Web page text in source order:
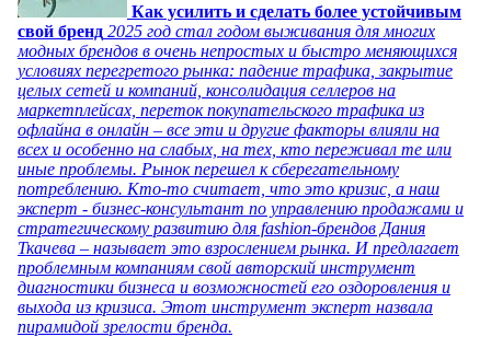
Как усилить и сделать более устойчивым
свой бренд 2025 год стал годом выживания для многих
модных брендов в очень непростых и быстро меняющихся
условиях перегретого рынка: падение трафика, закрытие
целых сетей и компаний, консолидация селлеров на
маркетплейсах, переток покупательского трафика из
офлайна в онлайн – все эти и другие факторы влияли на
всех и особенно на слабых, на тех, кто переживал те или
иные проблемы. Рынок перешел к сберегательному
потреблению. Кто-то считает, что это кризис, а наш
эксперт - бизнес-консультант по управлению продажами и
стратегическому развитию для fashion-брендов Дания
Ткачева – называет это взрослением рынка. И предлагает
проблемным компаниям свой авторский инструмент
диагностики бизнеса и возможностей его оздоровления и
выхода из кризиса. Этот инструмент эксперт назвала
пирамидой зрелости бренда.